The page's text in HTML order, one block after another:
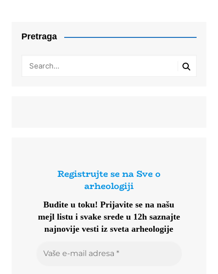
Pretraga
Registrujte se na Sve o
arheologiji
Budite u toku!Prijavite se na našu
mejl listu i svake srede u 12h saznajte
najnovije vesti iz sveta arheologije